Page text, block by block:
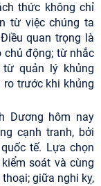
thức không chỉ
từ việc chúng ta
quan trọng là
chủ động; từ nhắc
từ quản lý khủng
trước khi khủng
Dương hôm nay
cạnh tranh, bởi
tế. Lựa chọn
soát và cùng
giữa nghi kỵ,